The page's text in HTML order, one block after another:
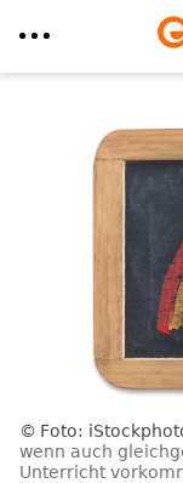
Foto:
wenn auch
Unterricht